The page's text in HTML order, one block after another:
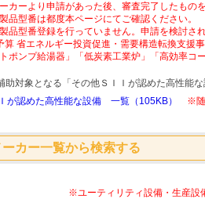
カーより申請があった後、審査完了したもの
品型番は都度本ページにてご確認ください。
品型番登録を行っていません。申請を検討さ
省エネルギー投資促進・需要構造転換支援
ポンプ給湯器」「低炭素工業炉」「高効率コ
対象となる「その他ＳＩＩが認めた高性能な
が認めた高性能な設備 一覧（105KB）
※随
ーカー一覧から検索する
※ユーティリティ設備・生産設